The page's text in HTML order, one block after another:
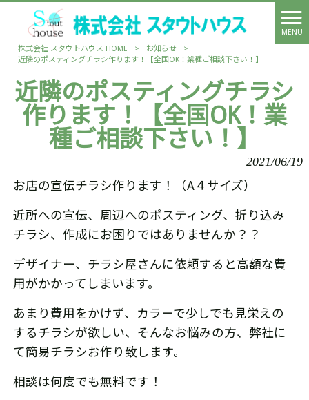
MENU
株式会社 スタウトハウス HOME
> お知らせ
>
近隣のポスティングチラシ作ります！【全国OK！業種ご相談下さい！】
近隣のポスティングチラシ
作ります！【全国OK！業
種ご相談下さい！】
2021/06/19
お店の宣伝チラシ作ります！（A４サイズ）
近所への宣伝、周辺へのポスティング、折り込み
チラシ、作成にお困りではありませんか？？
デザイナー、チラシ屋さんに依頼すると高額な費
用がかかってしまいます。
あまり費用をかけず、カラーで少しでも見栄えの
するチラシが欲しい、そんなお悩みの方、弊社に
て簡易チラシお作り致します。
相談は何度でも無料です！